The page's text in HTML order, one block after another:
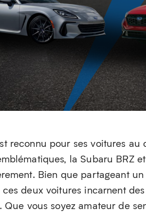
reconnu pour ses voitures
la Subaru BRZ
Bien que partageant
deux voitures incarnent
Que vous soyez amateur de